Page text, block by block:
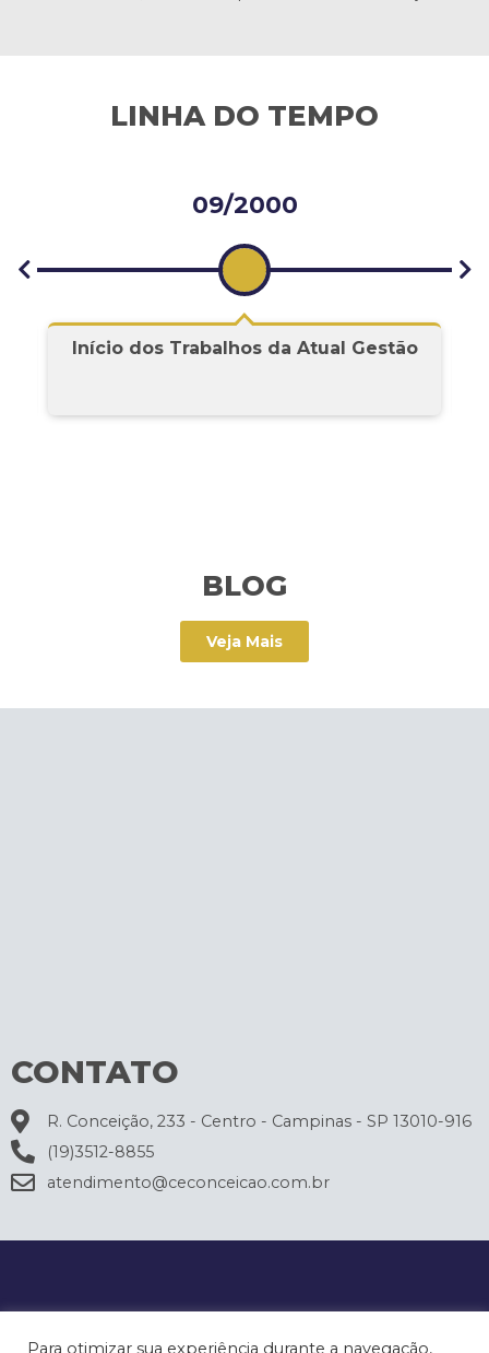
LINHA DO TEMPO
09/2000
Início dos Trabalhos da Atual Gestão
BLOG
Veja Mais
CONTATO
R. Conceição, 233 - Centro - Campinas - SP 13010-916
(19)3512-8855
atendimento@ceconceicao.com.br
Para otimizar sua experiência durante a navegação,